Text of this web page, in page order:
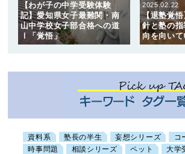
【わが子の中学受験体験
記】愛知県女子最難関・南
山中学校女子部合格への道
Ⅰ「覚悟」
2025.02.22
【退塾覚
針と塾の
向を向い
資料系 塾長の半生 妄想シリーズ
コ
時事問題
相談シリーズ ペット 大学